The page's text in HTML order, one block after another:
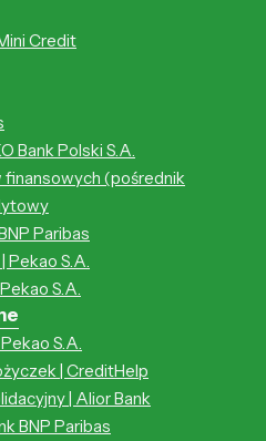
Credit
Bank Polski S.A.
(pośrednik
Paribas
Pekao S.A.
S.A.
S.A.
| CreditHelp
| Alior Bank
BNP Paribas